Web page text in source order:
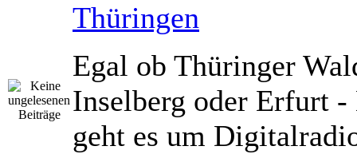
Thüringen
Egal ob Thüringer
Inselberg oder Erfurt
geht es um